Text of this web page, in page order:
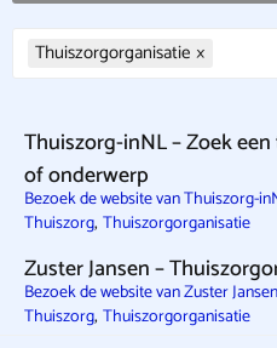
Thuiszorgorganisatie ×
Thuiszorg-inNL – Zoek
of onderwerp
Bezoek de website van Thuiszorg-
Thuiszorg, Thuiszorgorganisatie
Zuster Jansen –
Bezoek de website van Zuster Jansen
Thuiszorg, Thuiszorgorganisatie